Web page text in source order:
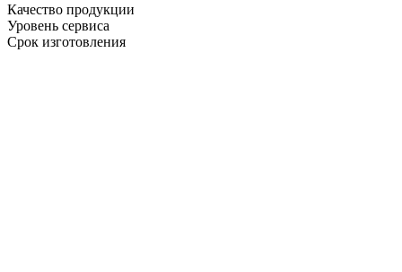
Качество продукции
Уровень сервиса
Срок изготовления